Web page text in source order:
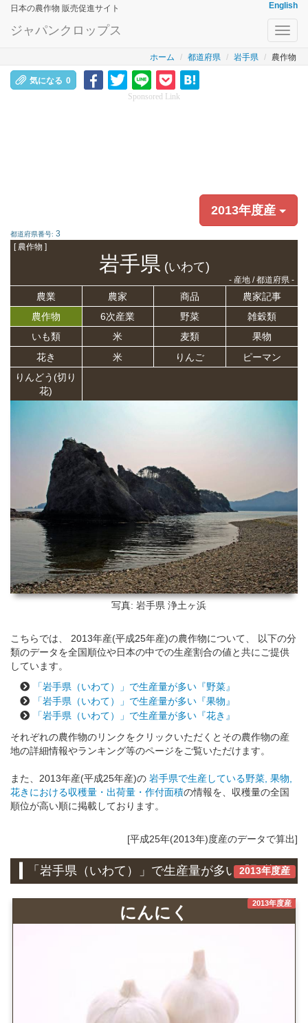
日本の農作物 販売促進サイト English
ジャパンクロップス
ホーム 都道府県 岩手県 農作物
気になる 0
Sponsored Link
2013年度産
都道府県番号: 3
[ 農作物 ]
岩手県(いわて)
- 産地 / 都道府県 -
農業 農家 商品
農家記事
農作物
6次産業 野菜
雑穀類
いも類
米 麦類
果物
花き
米 りんご
ピーマン
りんどう(切り
花)
写真: 岩手県 浄土ヶ浜
こちらでは、 2013年産(平成25年産)の農作物について、 以下の分
類のデータを全国順位や日本の中での生産割合の値と共にご提供
しています。
「岩手県（いわて）」で生産量が多い『野菜』
「岩手県（いわて）」で生産量が多い『果物』
「岩手県（いわて）」で生産量が多い『花き』
それぞれの農作物のリンクをクリックいただくとその農作物の産
地の詳細情報やランキング等のページをご覧いただけます。
また、2013年産(平成25年産)の 岩手県で生産している野菜, 果物,
花きにおける収穫量・出荷量・作付面積の情報を、収穫量の全国
順位が高い順に掲載しております。
[平成25年(2013年)度産のデータで算出]
2013年度産
「岩手県（いわて）」で生産量が多い『野菜』
2013年度産
にんにく